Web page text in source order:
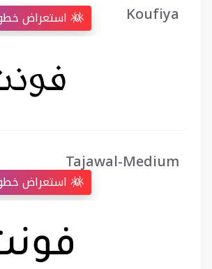
Koufiya
Tajawal-Medium